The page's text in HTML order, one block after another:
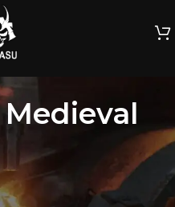
Mostrando el único resultado